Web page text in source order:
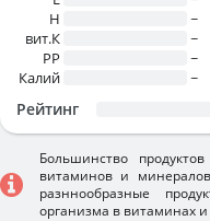
H
~
вит.К
~
PP
~
Калий
~
Рейтинг
Большинство
витаминов и
разннообразные
организма в витаминах